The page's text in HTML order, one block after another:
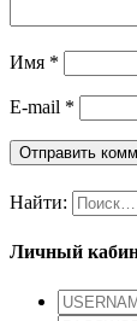
Имя *
E-mail *
Найти:
Личный